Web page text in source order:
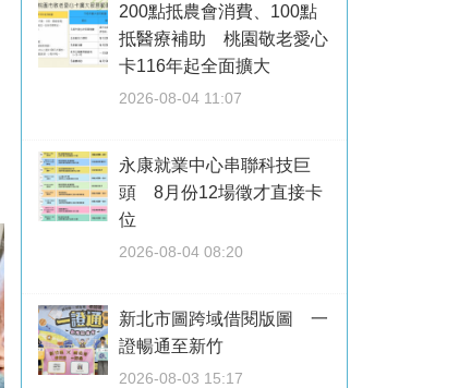
200點抵農會消費、100點
抵醫療補助 桃園敬老愛心
卡116年起全面擴大
2026-08-04 11:07
永康就業中心串聯科技巨
頭 8月份12場徵才直接卡
位
2026-08-04 08:20
新北市圖跨域借閱版圖 一
證暢通至新竹
2026-08-03 15:17